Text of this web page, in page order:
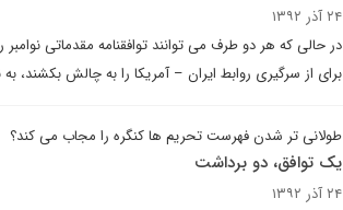
۲۴ آذر ۱۳۹۲
برای از سرگیری روابط ایران – آمریکا را به چالش
طولانی تر شدن فهرست تحریم ها کنگره را مجاب می کند؟
یک توافق، دو برداشت
۲۴ آذر ۱۳۹۲